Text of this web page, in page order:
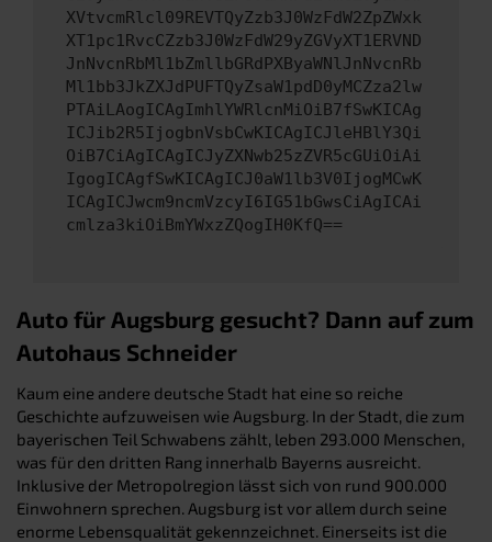
XVtvcmRlcl09REVTQyZzb3J0WzFdW2ZpZWxk
XT1pc1RvcCZzb3J0WzFdW29yZGVyXT1ERVND
JnNvcnRbMl1bZmllbGRdPXByaWNlJnNvcnRb
Ml1bb3JkZXJdPUFTQyZsaW1pdD0yMCZza2lw
PTAiLAogICAgImhlYWRlcnMiOiB7fSwKICAg
ICJib2R5IjogbnVsbCwKICAgICJleHBlY3Qi
OiB7CiAgICAgICJyZXNwb25zZVR5cGUiOiAi
IgogICAgfSwKICAgICJ0aW1lb3V0IjogMCwK
ICAgICJwcm9ncmVzcyI6IG51bGwsCiAgICAi
cmlza3kiOiBmYWxzZQogIH0KfQ==
Auto für Augsburg gesucht? Dann auf zum
Autohaus Schneider
Kaum eine andere deutsche Stadt hat eine so reiche
Geschichte aufzuweisen wie Augsburg. In der Stadt, die zum
bayerischen Teil Schwabens zählt, leben 293.000 Menschen,
was für den dritten Rang innerhalb Bayerns ausreicht.
Inklusive der Metropolregion lässt sich von rund 900.000
Einwohnern sprechen. Augsburg ist vor allem durch seine
enorme Lebensqualität gekennzeichnet. Einerseits ist die